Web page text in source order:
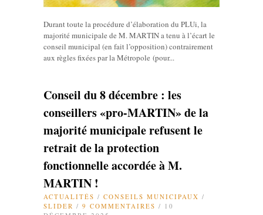
Durant toute la procédure d’élaboration du PLUi, la
majorité municipale de M. MARTIN a tenu à l’écart le
conseil municipal (en fait l’opposition) contrairement
aux règles fixées par la Métropole (pour...
Conseil du 8 décembre : les
conseillers «pro-MARTIN» de la
majorité municipale refusent le
retrait de la protection
fonctionnelle accordée à M.
MARTIN !
ACTUALITÉS / CONSEILS MUNICIPAUX /
SLIDER / 9 COMMENTAIRES / 10